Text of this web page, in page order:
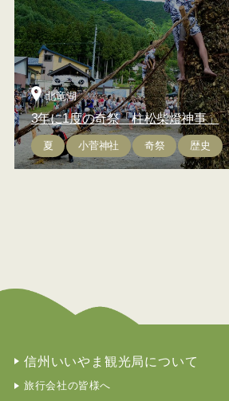
北竜湖
3年に1度の奇祭「柱松柴燈神事」
夏 小菅神社 奇祭 歴史
信州いいやま観光局について
旅行会社の皆様へ